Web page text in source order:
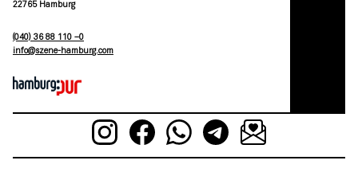
22765 Hamburg
(040) 36 88 110 –0
moc.grubmah-enezs@ofni